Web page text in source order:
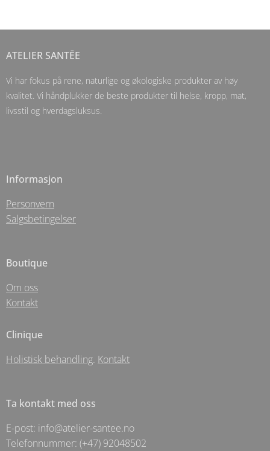
ATELIER SANTĒE
Vi har fokus på rene, naturlige og økologiske produkter av høy
kvalitet. Vi håndplukker de beste produkter til helse, kropp, mat,
livsstil og hverdagsluksus.
Informasjon
Personvern
Salgsbetingelser
Boutique
Om oss
Kontakt
Clinique
Holistisk behandling. Kontakt
Ta kontakt med oss
E-post: info@atelier-santee.no
Telefonnummer: (+47) 92048502